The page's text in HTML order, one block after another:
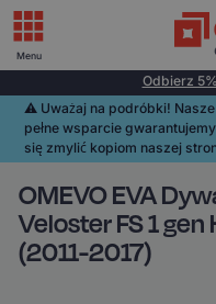
Odbierz
⚠️️ Uważaj na podróbki!
pełne wsparcie
się zmylić kopiom naszej
OMEVO EVA
Veloster FS 1
(2011-2017)
Menu